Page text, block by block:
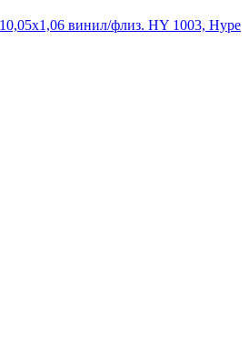
винил/флиз. HY 1003, Hype